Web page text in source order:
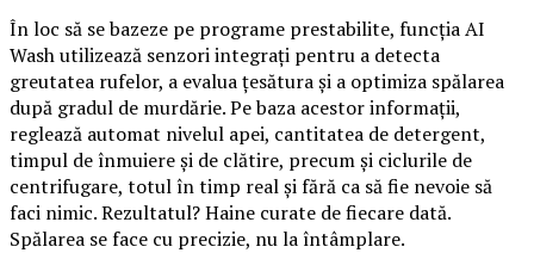
În loc să se bazeze pe programe prestabilite, funcția AI
Wash utilizează senzori integrați pentru a detecta
greutatea rufelor, a evalua țesătura și a optimiza spălarea
după gradul de murdărie. Pe baza acestor informații,
reglează automat nivelul apei, cantitatea de detergent,
timpul de înmuiere și de clătire, precum și ciclurile de
centrifugare, totul în timp real și fără ca să fie nevoie să
faci nimic. Rezultatul? Haine curate de fiecare dată.
Spălarea se face cu precizie, nu la întâmplare.